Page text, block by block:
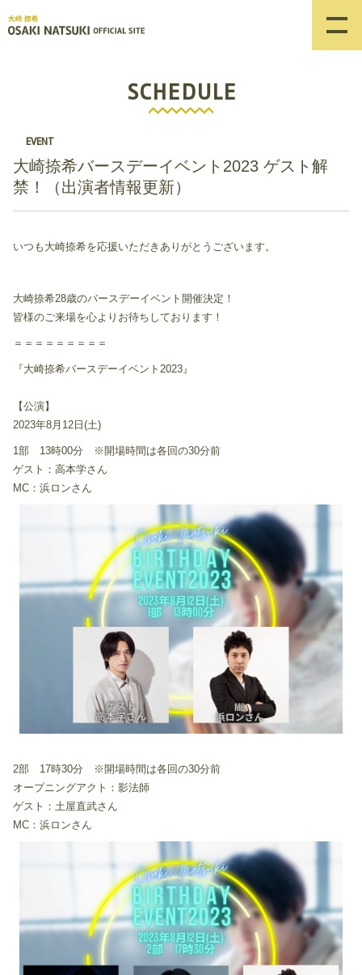
SCHEDULE
EVENT
大崎捺希バースデーイベント2023 ゲスト解
禁！（出演者情報更新）
いつも大崎捺希を応援いただきありがとうございます。
大崎捺希28歳のバースデーイベント開催決定！
皆様のご来場を心よりお待ちしております！
＝＝＝＝＝＝＝＝＝
『大崎捺希バースデーイベント2023』
【公演】
2023年8月12日(土)
1部 13時00分 ※開場時間は各回の30分前
ゲスト：高本学さん
MC：浜ロンさん
2部 17時30分 ※開場時間は各回の30分前
オープニングアクト：影法師
ゲスト：土屋直武さん
MC：浜ロンさん